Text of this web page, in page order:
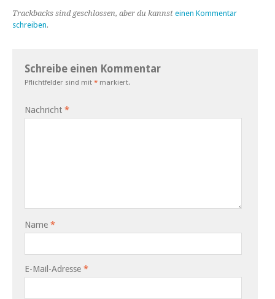
Trackbacks sind geschlossen, aber du kannst einen Kommentar
schreiben.
Schreibe einen Kommentar
Pflichtfelder sind mit * markiert.
Nachricht *
Name *
E-Mail-Adresse *